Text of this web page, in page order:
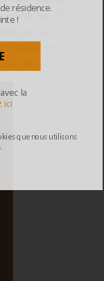
J’ai
dit oui.
résidence.
!
que nous utilisons
la
ici